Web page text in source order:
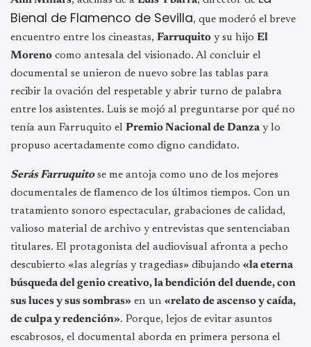
Bienal de Flamenco de Sevilla, que moderó el breve
encuentro entre los cineastas, Farruquito y su hijo El
Moreno como antesala del visionado. Al concluir el
documental se unieron de nuevo sobre las tablas para
recibir la ovación del respetable y abrir turno de palabra
entre los asistentes. Luis se mojó al preguntarse por qué no
tenía aun Farruquito el Premio Nacional de Danza y lo
propuso acertadamente como digno candidato.
Serás Farruquitose me antoja como uno de los mejores
documentales de flamenco de los últimos tiempos. Con un
tratamiento sonoro espectacular, grabaciones de calidad,
valioso material de archivo y entrevistas que sentenciaban
titulares. El protagonista del audiovisual afronta a pecho
descubierto «las alegrías y tragedias» dibujando «la eterna
búsqueda del genio creativo, la bendición del duende, con
sus luces y sus sombras» en un «relato de ascenso y caída,
de culpa y redención». Porque, lejos de evitar asuntos
escabrosos, el documental aborda en primera persona el